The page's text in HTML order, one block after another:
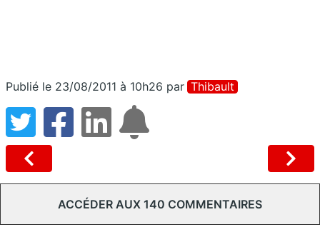
Publié le 23/08/2011 à 10h26 par Thibault
ACCÉDER AUX 140 COMMENTAIRES